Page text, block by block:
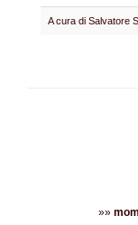
A cura di Salvatore
»»